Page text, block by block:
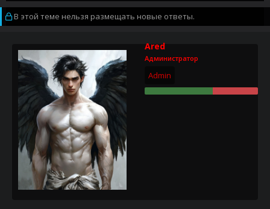
т
о
р
е
м
ы
т
а
н
ч
а
а
В этой теме нельзя размещать новые ответы.
Ared
Администратор
Admin